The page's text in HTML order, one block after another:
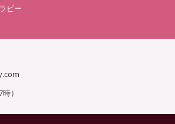
ピー
）